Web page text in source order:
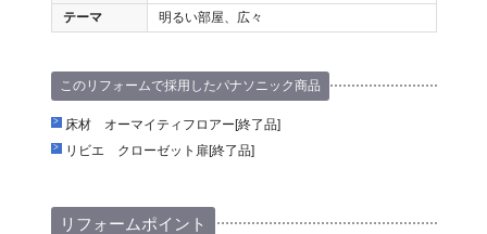
テーマ
明るい部屋、広々
このリフォームで採用したパナソニック商品
床材 オーマイティフロアー[終了品]
リビエ クローゼット扉[終了品]
リフォームポイント